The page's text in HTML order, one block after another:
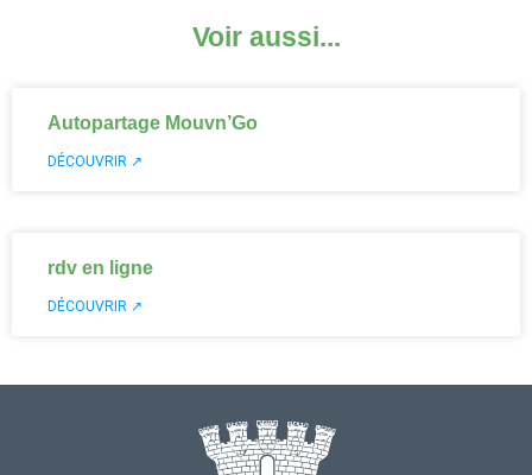
Voir aussi...
Autopartage Mouvn’Go
DÉCOUVRIR ↗
rdv en ligne
DÉCOUVRIR ↗